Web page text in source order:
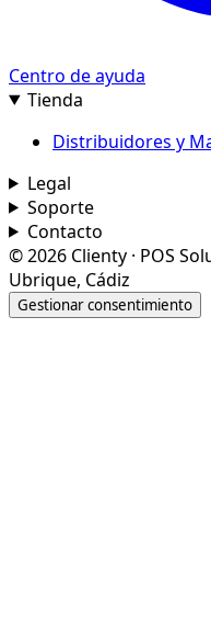
Centro de ayuda
Tienda
Distribuidores y
Legal
Soporte
Contacto
© 2026 Clienty · POS
Ubrique, Cádiz
Gestionar consentimiento